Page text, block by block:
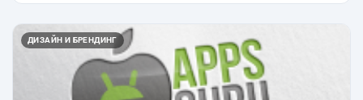
ДИЗАЙН И БРЕНДИНГ